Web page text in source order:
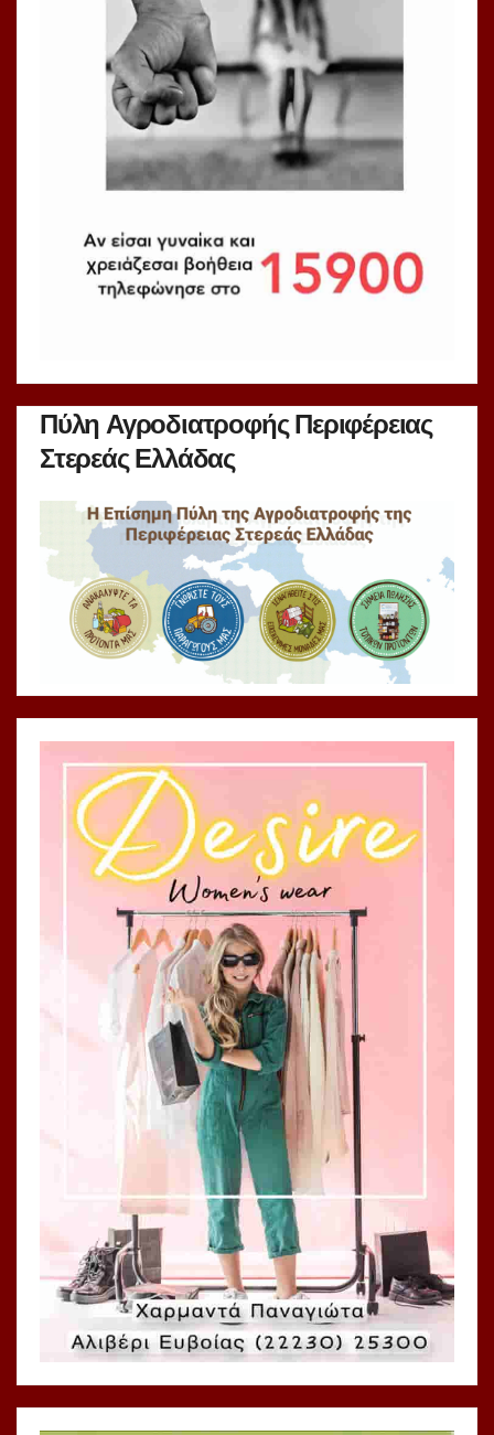
Πύλη Αγροδιατροφής Περιφέρειας
Στερεάς Ελλάδας